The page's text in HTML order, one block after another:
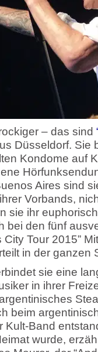
– das sind
Düsseldorf. Sie
Kondome auf
Aires sind
Vorbands,
sie ihr
bei den fünf
City Tour 2015”
in der ganzen
sie eine
in ihrer
beim
Kult-Band
wurde,